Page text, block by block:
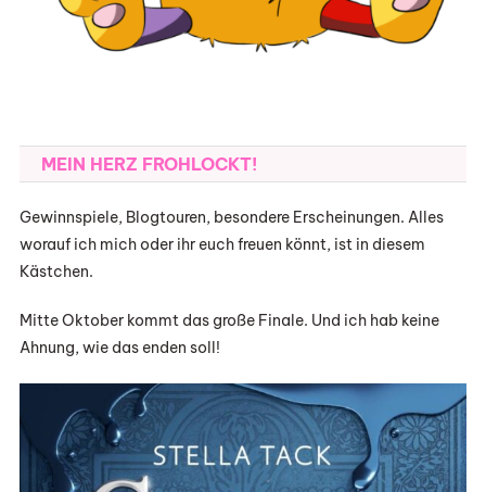
MEIN HERZ FROHLOCKT!
Gewinnspiele, Blogtouren, besondere Erscheinungen. Alles
worauf ich mich oder ihr euch freuen könnt, ist in diesem
Kästchen.
Mitte Oktober kommt das große Finale. Und ich hab keine
Ahnung, wie das enden soll!